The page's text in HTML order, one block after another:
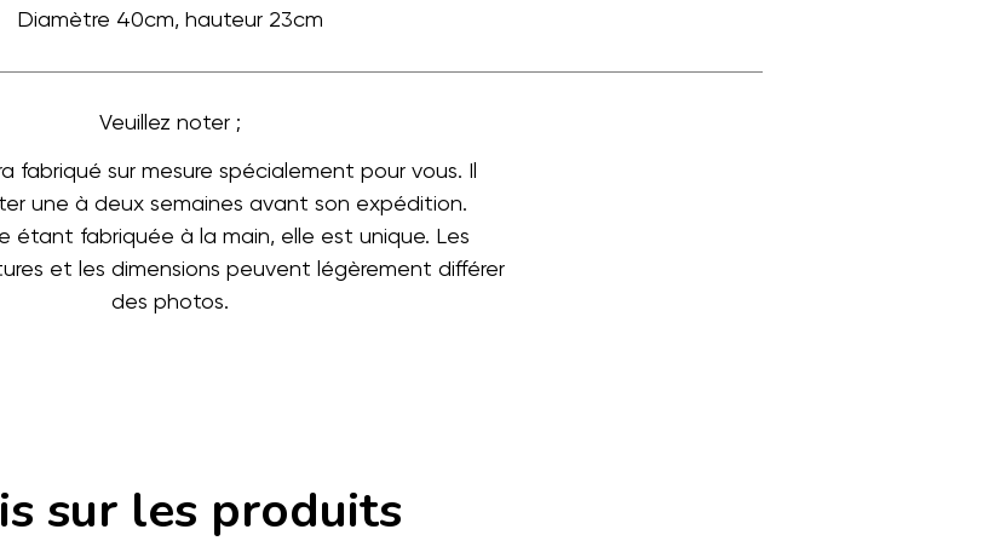
Diamètre 40cm, hauteur 23cm
Veuillez noter ;
fabriqué sur mesure spécialement pour vous. Il
une à deux semaines avant son expédition.
étant fabriquée à la main, elle est unique. Les
et les dimensions peuvent légèrement différer
des photos.
sur les produits